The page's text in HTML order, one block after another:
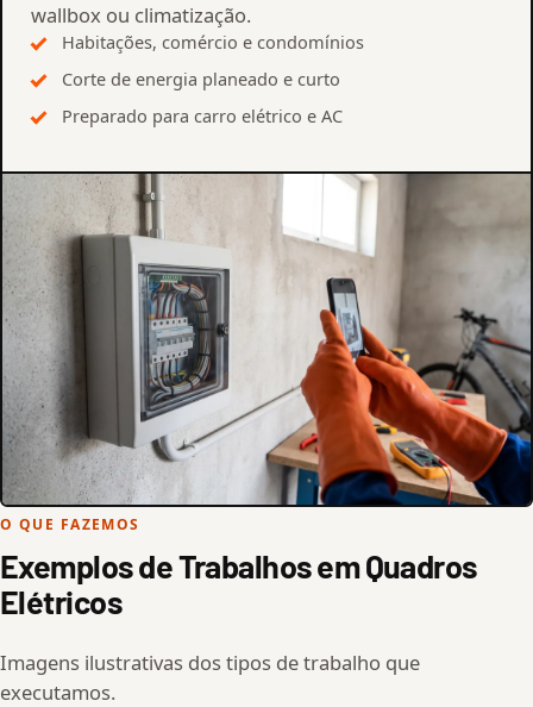
wallbox ou climatização.
Habitações, comércio e condomínios
Corte de energia planeado e curto
Preparado para carro elétrico e AC
O QUE FAZEMOS
Exemplos de Trabalhos em Quadros
Elétricos
Imagens ilustrativas dos tipos de trabalho que
executamos.